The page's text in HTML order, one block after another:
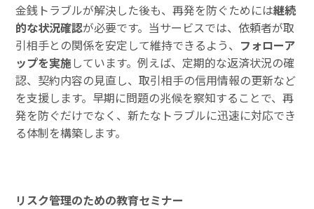
金銭トラブルが解決した後も、再発を防ぐためには継続
的な状況確認が必要です。当サービスでは、依頼者が取
引相手との関係を安定して維持できるよう、 フォローア
ップを実施 しています。例えば、定期的な返済状況の確
認、契約内容の見直し、取引相手の信用情報の更新など
を支援します。早期に問題の兆候を察知することで、再
発を防ぐだけでなく、新たなトラブルに迅速に対応でき
る体制を構築します。
リスク管理のための教育セミナー